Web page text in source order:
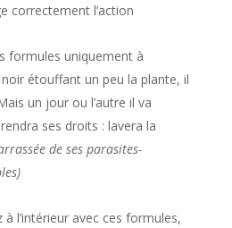
correctement l’action
formules uniquement à
noir étouffant un peu la plante, il
un jour ou l’autre il va
ses droits : lavera la
de ses parasites-
à l’intérieur avec ces formules,